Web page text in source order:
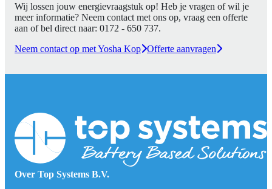
Wij lossen jouw energievraagstuk op! Heb je vragen of wil je
meer informatie? Neem contact met ons op, vraag een offerte
aan of bel direct naar: 0172 - 650 737.
Neem contact op met Yosha Kop Offerte aanvragen
Over Top Systems B.V.